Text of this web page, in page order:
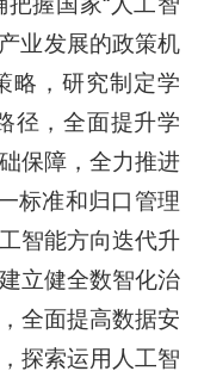
业发展的政策机
略，研究制定学
径，全面提升学
保障，全力推进
标准和归口管理
智能方向迭代升
立健全数智化治
全面提高数据安
探索运用人工智